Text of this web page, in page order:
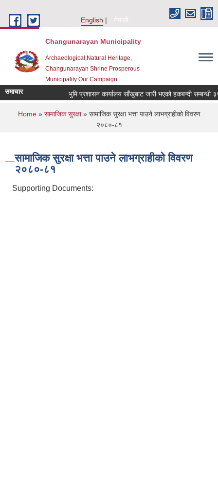
English
नेपाली
Changunarayan Municipality
Archaeological,Natural Heritage,
Changunarayan Shrine Prosperous
Municipality Our Campaign
समाचार भुमि प्रशासन कार्यालय साँखुबाट जारी भएको हकबन्दी सम्बन्धी ३५
You are here
Home» सामाजिक सुरक्षा» सामाजिक सुरक्षा भत्ता पाउने लाभग्राहीको विवरण
२०८०-८१
सामाजिक सुरक्षा भत्ता पाउने लाभग्राहीको विवरण
२०८०-८१
Supporting Documents: